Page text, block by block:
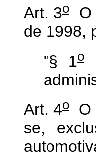
Art. 3oO
de 1998,
"§ 1o
Art. 4oO
se,